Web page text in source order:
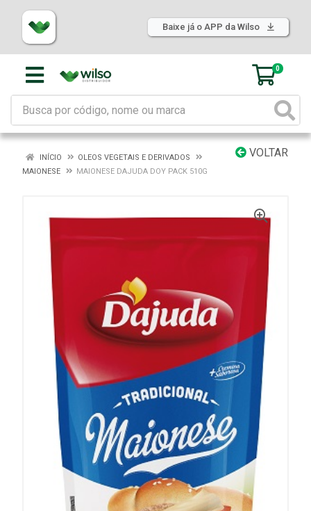
Baixe já o APP da Wilso
0
VOLTAR
INÍCIO
OLEOS VEGETAIS E DERIVADOS
MAIONESE
MAIONESE DAJUDA DOY PACK 510G